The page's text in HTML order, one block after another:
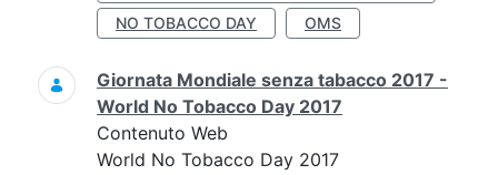
NO TOBACCO DAY
OMS
Giornata Mondiale senza tabacco 2017 -
World No Tobacco Day 2017
Contenuto Web
World No Tobacco Day 2017